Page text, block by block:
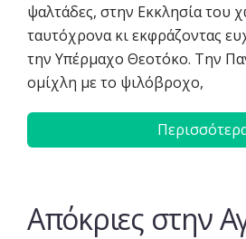
ψαλτάδες, στην Εκκλησία του
ταυτόχρονα κι εκφράζοντας
την Υπέρμαχο Θεοτόκο. Την
ομίχλη με το ψιλόβροχο,
Απόκριες στην